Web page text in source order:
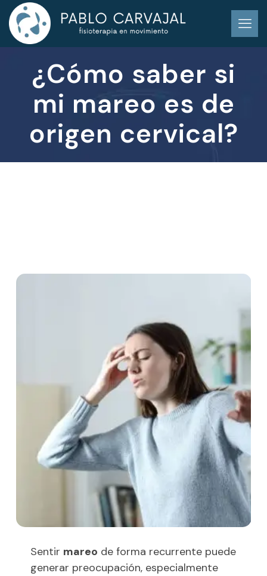
¿Cómo saber si
mi mareo es de
origen cervical?
Sentir mareo de forma recurrente puede
generar preocupación, especialmente